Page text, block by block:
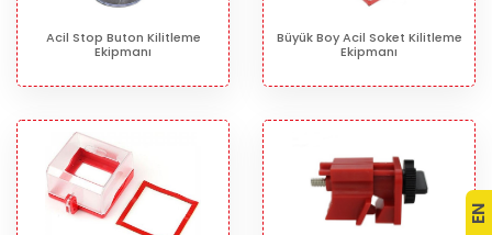
Acil Stop Buton Kilitleme
Ekipmanı
Büyük Boy Acil Soket Kilitleme
Ekipmanı
EN